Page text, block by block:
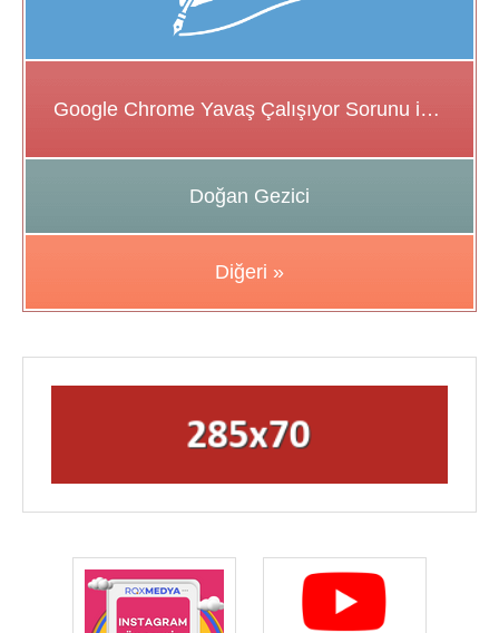
Google Chrome Yavaş Çalışıyor Sorunu için Çözüm Önerileri
Doğan Gezici
Diğeri »